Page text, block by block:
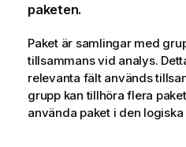
paketen.
Paket är samlingar med
tillsammans vid analys.
relevanta fält används
grupp kan tillhöra flera
använda paket i den